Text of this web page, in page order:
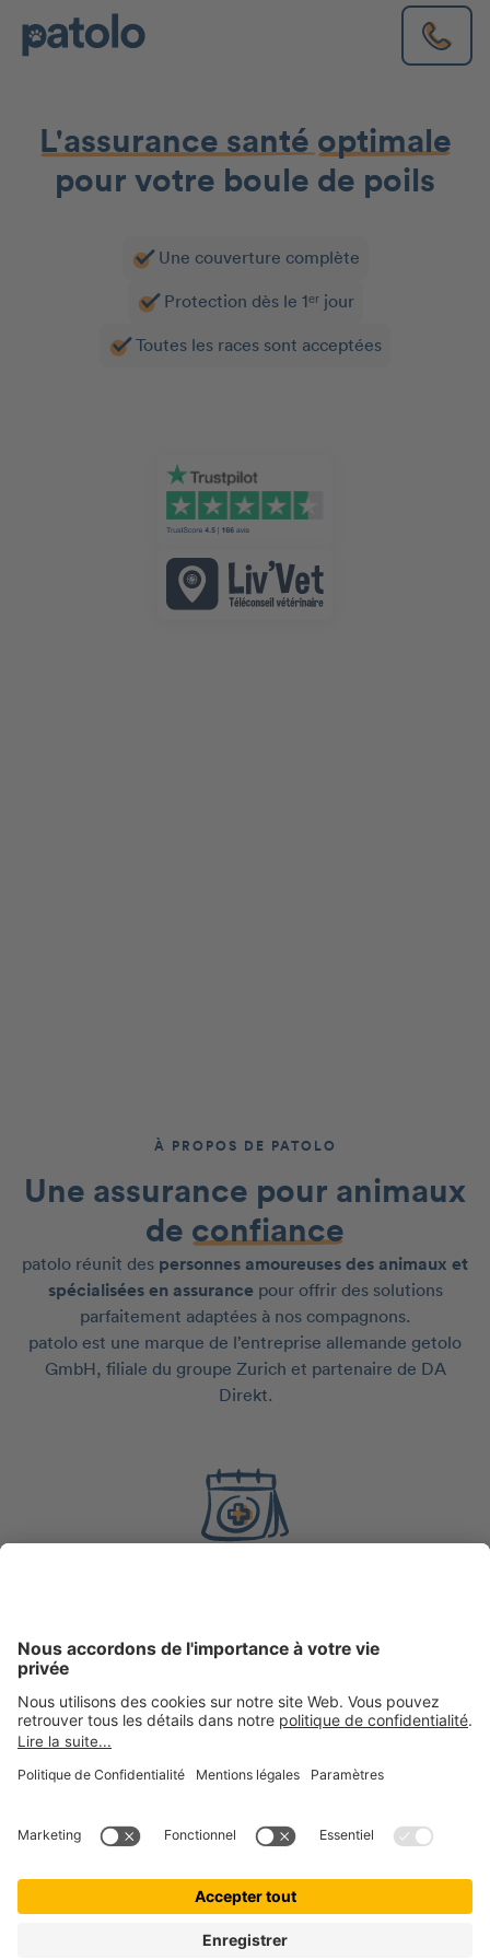
L'assurance santé optimale
pour votre boule de poils
Une couverture complète
Protection dès le 1ᵉʳ jour
Toutes les races sont acceptées
À PROPOS DE PATOLO
Une assurance pour animaux
de confiance
patolo réunit des personnes amoureuses des animaux et
spécialisées en assurance pour offrir des solutions
parfaitement adaptées à nos compagnons.
patolo est une marque de l’entreprise allemande getolo
GmbH, filiale du groupe Zurich et partenaire de DA
Direkt.
200 000 +
100 000 +
boules de poils assurées